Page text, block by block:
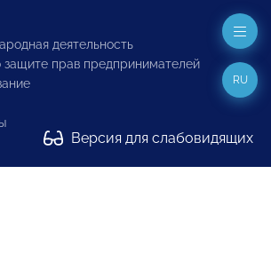
деятельность
прав предпринимателей
Версия для слабовидящих
RU